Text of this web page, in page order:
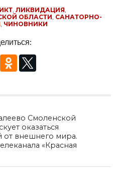
, ЛИКВИДАЦИЯ
ОБЛАСТИ САНАТОРНО-
ЧИНОВНИКИ
Смоленской
оказаться
от внешнего мира.
«Красная